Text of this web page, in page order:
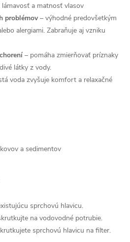
a matnosť vlasov
problémov– výhodné predovšetkým
alergiami. Zabraňuje aj vzniku
– pomáha zmierňovať príznaky
látky z vody.
voda zvyšuje komfort a relaxačné
a sedimentov
sprchovú hlavicu.
na vodovodné potrubie.
sprchovú hlavicu na filter.